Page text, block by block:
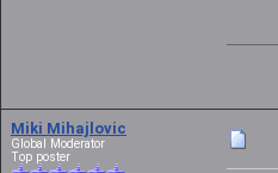
Miki Mihajlovic
Global Moderator
Top poster